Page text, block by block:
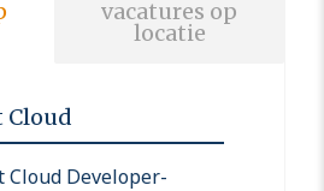
vacatures op
locatie
Developer-